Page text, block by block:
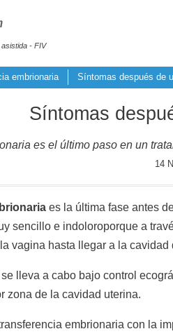
- FIV
embrionaria Síntomas después de
Síntomas
es el último paso en un
14
es la última fase antes
sencillo e indoloroporque a
vagina hasta llegar a la cavidad
lleva a cabo bajo control
zona de la cavidad uterina.
embrionaria con la